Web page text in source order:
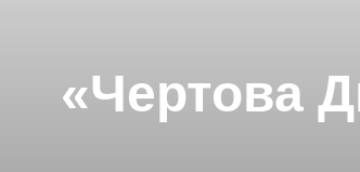
«Чертова